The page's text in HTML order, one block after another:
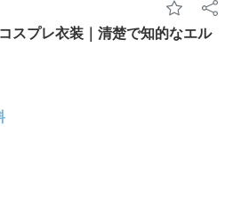
スプレ衣装｜清楚で知的なエル